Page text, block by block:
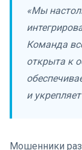
«Мы
Команда
открыта к
и
Мошенники